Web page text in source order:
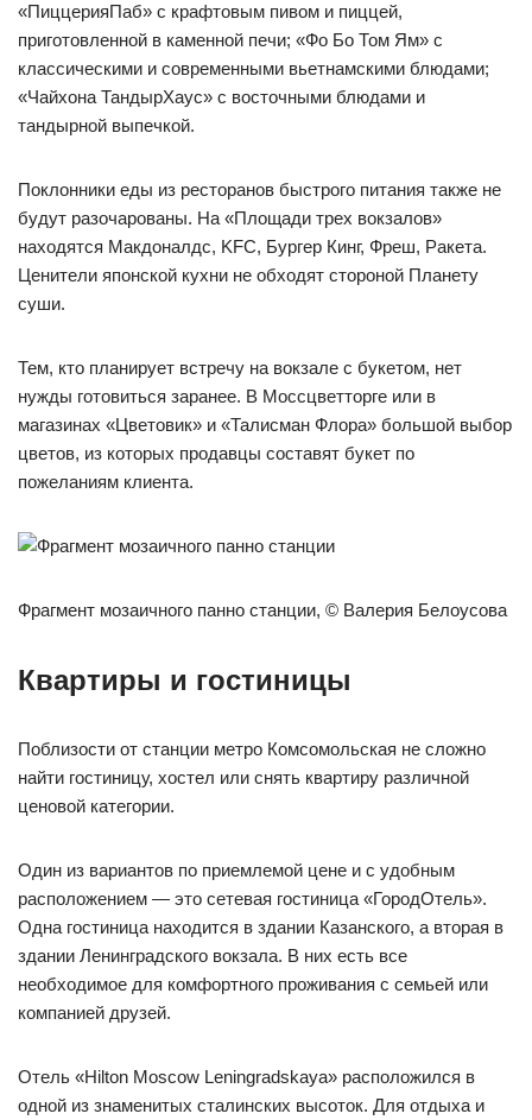
«ПиццерияПаб» с крафтовым пивом и пиццей,
приготовленной в каменной печи; «Фо Бо Том Ям» с
классическими и современными вьетнамскими блюдами;
«Чайхона ТандырХаус» с восточными блюдами и
тандырной выпечкой.
Поклонники еды из ресторанов быстрого питания также не
будут разочарованы. На «Площади трех вокзалов»
находятся Макдоналдс, KFC, Бургер Кинг, Фреш, Ракета.
Ценители японской кухни не обходят стороной Планету
суши.
Тем, кто планирует встречу на вокзале с букетом, нет
нужды готовиться заранее. В Моссцветторге или в
магазинах «Цветовик» и «Талисман Флора» большой выбор
цветов, из которых продавцы составят букет по
пожеланиям клиента.
Фрагмент мозаичного панно станции, © Валерия Белоусова
Квартиры и гостиницы
Поблизости от станции метро Комсомольская не сложно
найти гостиницу, хостел или снять квартиру различной
ценовой категории.
Один из вариантов по приемлемой цене и с удобным
расположением — это сетевая гостиница «ГородОтель».
Одна гостиница находится в здании Казанского, а вторая в
здании Ленинградского вокзала. В них есть все
необходимое для комфортного проживания с семьей или
компанией друзей.
Отель «Hilton Moscow Leningradskaya» расположился в
одной из знаменитых сталинских высоток. Для отдыха и